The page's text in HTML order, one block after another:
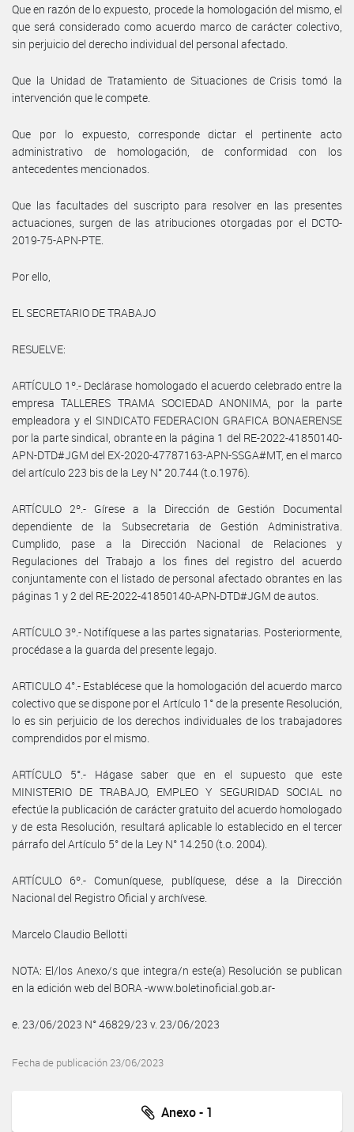
Que en razón de lo expuesto, procede la homologación del mismo, el
que será considerado como acuerdo marco de carácter colectivo,
sin perjuicio del derecho individual del personal afectado.
Que la Unidad de Tratamiento de Situaciones de Crisis tomó la
intervención que le compete.
Que por lo expuesto, corresponde dictar el pertinente acto
administrativo de homologación, de conformidad con los
antecedentes mencionados.
Que las facultades del suscripto para resolver en las presentes
actuaciones, surgen de las atribuciones otorgadas por el DCTO-
2019-75-APN-PTE.
Por ello,
EL SECRETARIO DE TRABAJO
RESUELVE:
ARTÍCULO 1º.- Declárase homologado el acuerdo celebrado entre la
empresa TALLERES TRAMA SOCIEDAD ANONIMA, por la parte
empleadora y el SINDICATO FEDERACION GRAFICA BONAERENSE
por la parte sindical, obrante en la página 1 del RE-2022-41850140-
APN-DTD#JGM del EX-2020-47787163-APN-SSGA#MT, en el marco
del artículo 223 bis de la Ley N° 20.744 (t.o.1976).
ARTÍCULO 2º.- Gírese a la Dirección de Gestión Documental
dependiente de la Subsecretaria de Gestión Administrativa.
Cumplido, pase a la Dirección Nacional de Relaciones y
Regulaciones del Trabajo a los fines del registro del acuerdo
conjuntamente con el listado de personal afectado obrantes en las
páginas 1 y 2 del RE-2022-41850140-APN-DTD#JGM de autos.
ARTÍCULO 3º.- Notifíquese a las partes signatarias. Posteriormente,
procédase a la guarda del presente legajo.
ARTICULO 4°.- Establécese que la homologación del acuerdo marco
colectivo que se dispone por el Artículo 1° de la presente Resolución,
lo es sin perjuicio de los derechos individuales de los trabajadores
comprendidos por el mismo.
ARTÍCULO 5°.- Hágase saber que en el supuesto que este
MINISTERIO DE TRABAJO, EMPLEO Y SEGURIDAD SOCIAL no
efectúe la publicación de carácter gratuito del acuerdo homologado
y de esta Resolución, resultará aplicable lo establecido en el tercer
párrafo del Artículo 5° de la Ley N° 14.250 (t.o. 2004).
ARTÍCULO 6º.- Comuníquese, publíquese, dése a la Dirección
Nacional del Registro Oficial y archívese.
Marcelo Claudio Bellotti
NOTA: El/los Anexo/s que integra/n este(a) Resolución se publican
en la edición web del BORA -www.boletinoficial.gob.ar-
e. 23/06/2023 N° 46829/23 v. 23/06/2023
Fecha de publicación 23/06/2023
Anexo - 1